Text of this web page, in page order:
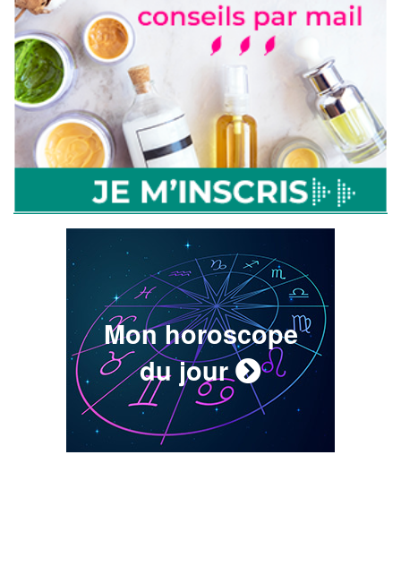
Mon horoscope
du jour